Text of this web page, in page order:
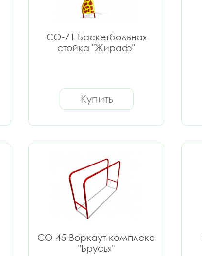
СО-71 Баскетбольная
стойка "Жираф"
Купить
СО-45 Воркаут-комплекс
"Брусья"